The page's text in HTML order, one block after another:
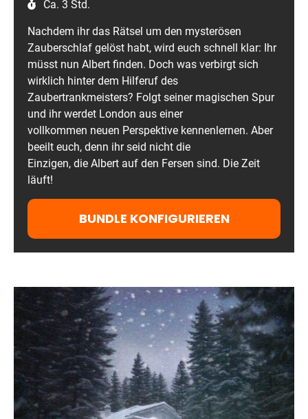
Ca. 3 Std.
Nachdem ihr das Rätsel um den mysterösen
Zauberschlaf gelöst habt, wird euch schnell klar: Ihr
müsst nun Albert finden. Doch was verbirgt sich
wirklich hinter dem Hilferuf des
Zaubertrankmeisters? Folgt seiner magischen Spur
und ihr werdet London aus einer
vollkommen neuen Perspektive kennenlernen. Aber
beeilt euch, denn ihr seid nicht die
Einzigen, die Albert auf den Fersen sind. Die Zeit
läuft!
BUNDLE KONFIGURIEREN